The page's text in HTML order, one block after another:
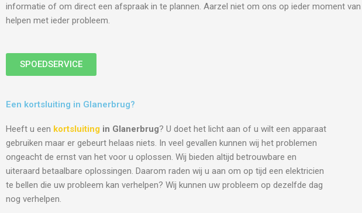
informatie of om direct een afspraak in te plannen. Aarzel niet om ons op ieder moment
helpen met ieder probleem.
SPOEDSERVICE
Een kortsluiting in Glanerbrug?
Heeft u een kortsluiting in Glanerbrug? U doet het licht aan of u wilt een apparaat
gebruiken maar er gebeurt helaas niets. In veel gevallen kunnen wij het problemen
ongeacht de ernst van het voor u oplossen. Wij bieden altijd betrouwbare en
uiteraard betaalbare oplossingen. Daarom raden wij u aan om op tijd een elektricien
te bellen die uw probleem kan verhelpen? Wij kunnen uw probleem op dezelfde dag
nog verhelpen.